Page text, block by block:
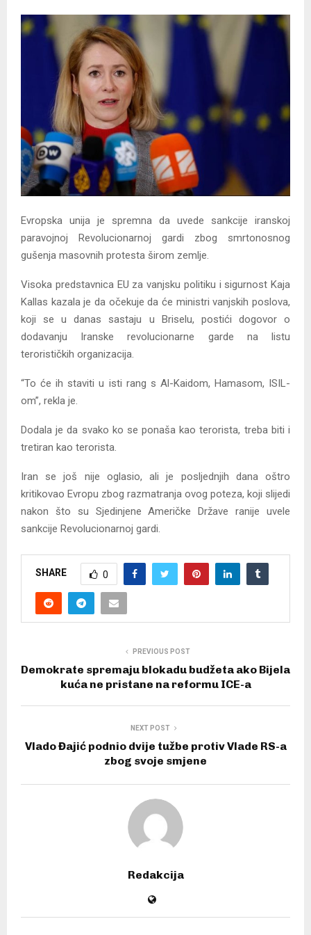
Y
N
U
Evropska unija je spremna da uvede sankcije iranskoj
paravojnoj Revolucionarnoj gardi zbog smrtonosnog
gušenja masovnih protesta širom zemlje.
Visoka predstavnica EU za vanjsku politiku i sigurnost Kaja
Kallas kazala je da očekuje da će ministri vanjskih poslova,
koji se u danas sastaju u Briselu, postići dogovor o
dodavanju Iranske revolucionarne garde na listu
terorističkih organizacija.
“To će ih staviti u isti rang s Al-Kaidom, Hamasom, ISIL-
om”, rekla je.
Dodala je da svako ko se ponaša kao terorista, treba biti i
tretiran kao terorista.
Iran se još nije oglasio, ali je posljednjih dana oštro
kritikovao Evropu zbog razmatranja ovog poteza, koji slijedi
nakon što su Sjedinjene Američke Države ranije uvele
sankcije Revolucionarnoj gardi.
SHARE 0
PREVIOUS POST
Demokrate spremaju blokadu budžeta ako Bijela
kuća ne pristane na reformu ICE-a
NEXT POST
Vlado Đajić podnio dvije tužbe protiv Vlade RS-a
zbog svoje smjene
Redakcija